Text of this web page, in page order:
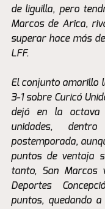
de liguilla, pero
Marcos de Arica,
superar hace más
LFF.
El conjunto amarillo
3-1 sobre Curicó
dejó en la octava
unidades,
postemporada,
puntos de ventaja
tanto, San Marcos
Deportes
puntos, quedando